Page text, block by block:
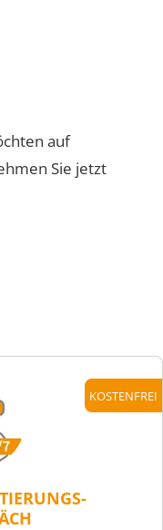
auf
Sie jetzt
KOSTENFREI